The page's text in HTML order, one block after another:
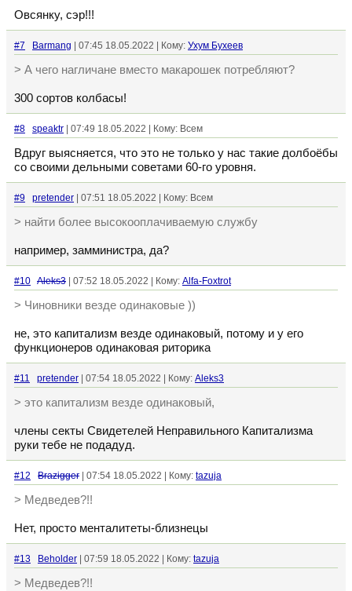
Овсянку, сэр!!!
#7 Barmang | 07:45 18.05.2022 | Кому: Ухум Бухеев
> А чего нагличане вместо макарошек потребляют?
300 сортов колбасы!
#8 speaktr | 07:49 18.05.2022 | Кому: Всем
Вдруг выясняется, что это не только у нас такие долбоёбы
со своими дельными советами 60-го уровня.
#9 pretender | 07:51 18.05.2022 | Кому: Всем
> найти более высокооплачиваемую службу
например, замминистра, да?
#10 Aleks3 | 07:52 18.05.2022 | Кому: Alfa-Foxtrot
> Чиновники везде одинаковые ))
не, это капитализм везде одинаковый, потому и у его
функционеров одинаковая риторика
#11 pretender | 07:54 18.05.2022 | Кому: Aleks3
> это капитализм везде одинаковый,
члены секты Свидетелей Неправильного Капитализма
руки тебе не подадуд.
#12 Brazigger | 07:54 18.05.2022 | Кому: tazuja
> Медведев?!!
Нет, просто менталитеты-близнецы
#13 Beholder | 07:59 18.05.2022 | Кому: tazuja
> Медведев?!!